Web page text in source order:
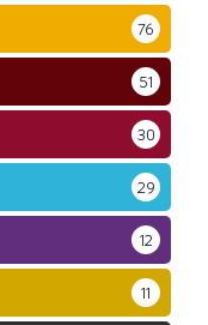
76
51
30
29
12
11